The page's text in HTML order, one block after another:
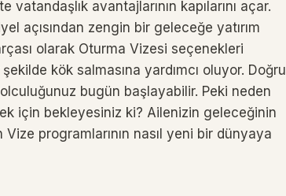
avantajlarının kapılarını açar.
açısından zengin bir geleceğe yatırım
olarak Oturma Vizesi seçenekleri
kök salmasına yardımcı oluyor. Doğru
bugün başlayabilir. Peki neden
için bekleyesiniz ki? Ailenizin geleceğinin
programlarının nasıl yeni bir dünyaya